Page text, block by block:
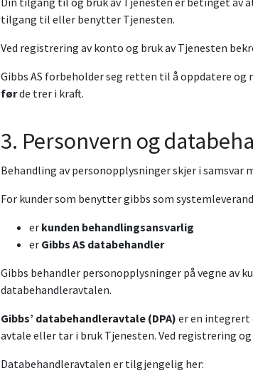
tilgang til eller benytter Tjenesten.
Ved registrering av konto og bruk av Tjenesten
Gibbs AS forbeholder seg retten til å oppdatere
førde trer i kraft.
3. Personvern og
Behandling av personopplysninger skjer i
For kunder som benytter gibbs som
er kunden behandlingsansvarlig
er Gibbs AS databehandler
Gibbs behandler personopplysninger på vegne av
databehandleravtalen.
Gibbs’ databehandleravtale (DPA) er en integrert
avtale eller tar i bruk Tjenesten. Ved registrering
Databehandleravtalen er tilgjengelig her: